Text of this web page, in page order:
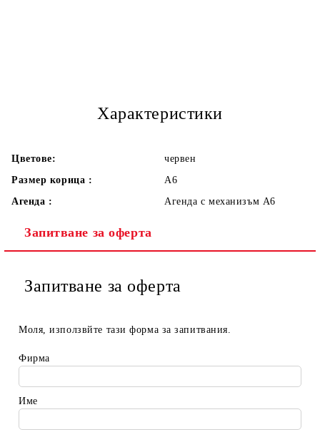
Характеристики
Цветове:
червен
Размер корица :
А6
Агенда :
Агенда с механизъм А6
Запитване за оферта
Запитване за оферта
Моля, използвйте тази форма за запитвания.
Фирма
Име